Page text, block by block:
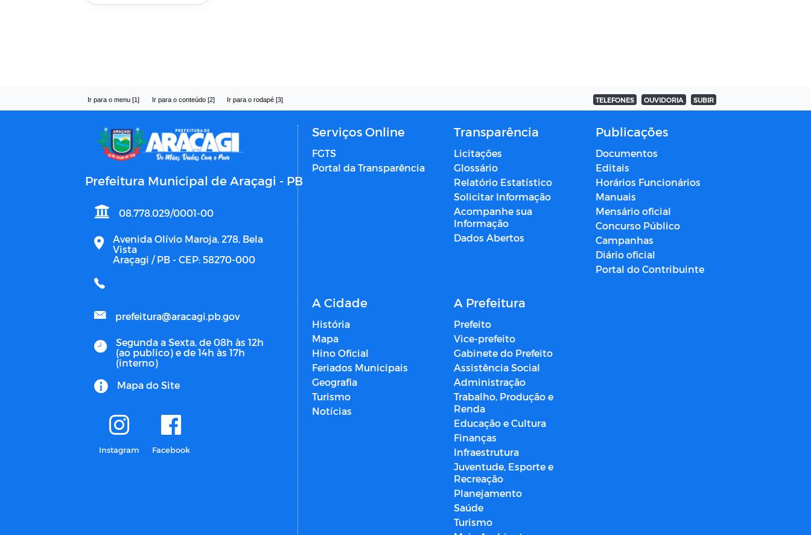
Ir para o menu [1] Ir para o conteúdo [2] Ir para o rodapé [3] TELEFONES OUVIDORIA SUBIR
Prefeitura Municipal de Araçagi - PB
08.778.029/0001-00
Avenida Olívio Maroja, 278, Bela
Vista
Araçagi / PB - CEP: 58270-000
prefeitura@aracagi.pb.gov
Segunda a Sexta, de 08h às 12h
(ao publico) e de 14h às 17h
(interno)
Mapa do Site
Instagram Facebook
Serviços Online
FGTS
Portal da Transparência
Transparência
Licitações
Glossário
Relatório Estatístico
Solicitar Informação
Acompanhe sua
Informação
Dados Abertos
Publicações
Documentos
Editais
Horários Funcionários
Manuais
Mensário oficial
Concurso Público
Campanhas
Diário oficial
Portal do Contribuinte
A Cidade
História
Mapa
Hino Oficial
Feriados Municipais
Geografia
Turismo
Notícias
A Prefeitura
Prefeito
Vice-prefeito
Gabinete do Prefeito
Assistência Social
Administração
Trabalho, Produção e
Renda
Educação e Cultura
Finanças
Infraestrutura
Juventude, Esporte e
Recreação
Planejamento
Saúde
Turismo